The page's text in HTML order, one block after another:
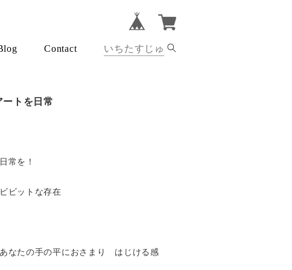
Contact
トを日常
常を！
ビットな存在
なたの手の平におさまり はじける感